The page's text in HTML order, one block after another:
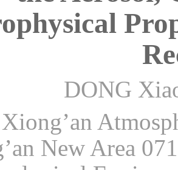
DONG
New Area